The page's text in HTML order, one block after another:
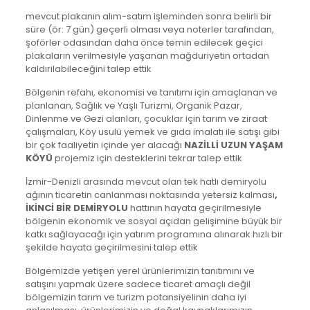
mevcut plakanın alım-satım işleminden sonra belirli bir
süre (ör: 7 gün) geçerli olması veya noterler tarafından,
şoförler odasından daha önce temin edilecek geçici
plakaların verilmesiyle yaşanan mağduriyetin ortadan
kaldırılabileceğini talep ettik
Bölgenin refahı, ekonomisi ve tanıtımı için amaçlanan ve
planlanan, Sağlık ve Yaşlı Turizmi, Organik Pazar,
Dinlenme ve Gezi alanları, çocuklar için tarım ve ziraat
çalışmaları, Köy usulü yemek ve gıda imalatı ile satışı gibi
bir çok faaliyetin içinde yer alacağı NAZİLLİ UZUN YAŞAM
KÖYÜ projemiz için desteklerini tekrar talep ettik
İzmir-Denizli arasında mevcut olan tek hatlı demiryolu
ağının ticaretin canlanması noktasında yetersiz kalması,
İKİNCİ BİR DEMİRYOLU hattının hayata geçirilmesiyle
bölgenin ekonomik ve sosyal açıdan gelişimine büyük bir
katkı sağlayacağı için yatırım programına alınarak hızlı bir
şekilde hayata geçirilmesini talep ettik
Bölgemizde yetişen yerel ürünlerimizin tanıtımını ve
satışını yapmak üzere sadece ticaret amaçlı değil
bölgemizin tarım ve turizm potansiyelinin daha iyi